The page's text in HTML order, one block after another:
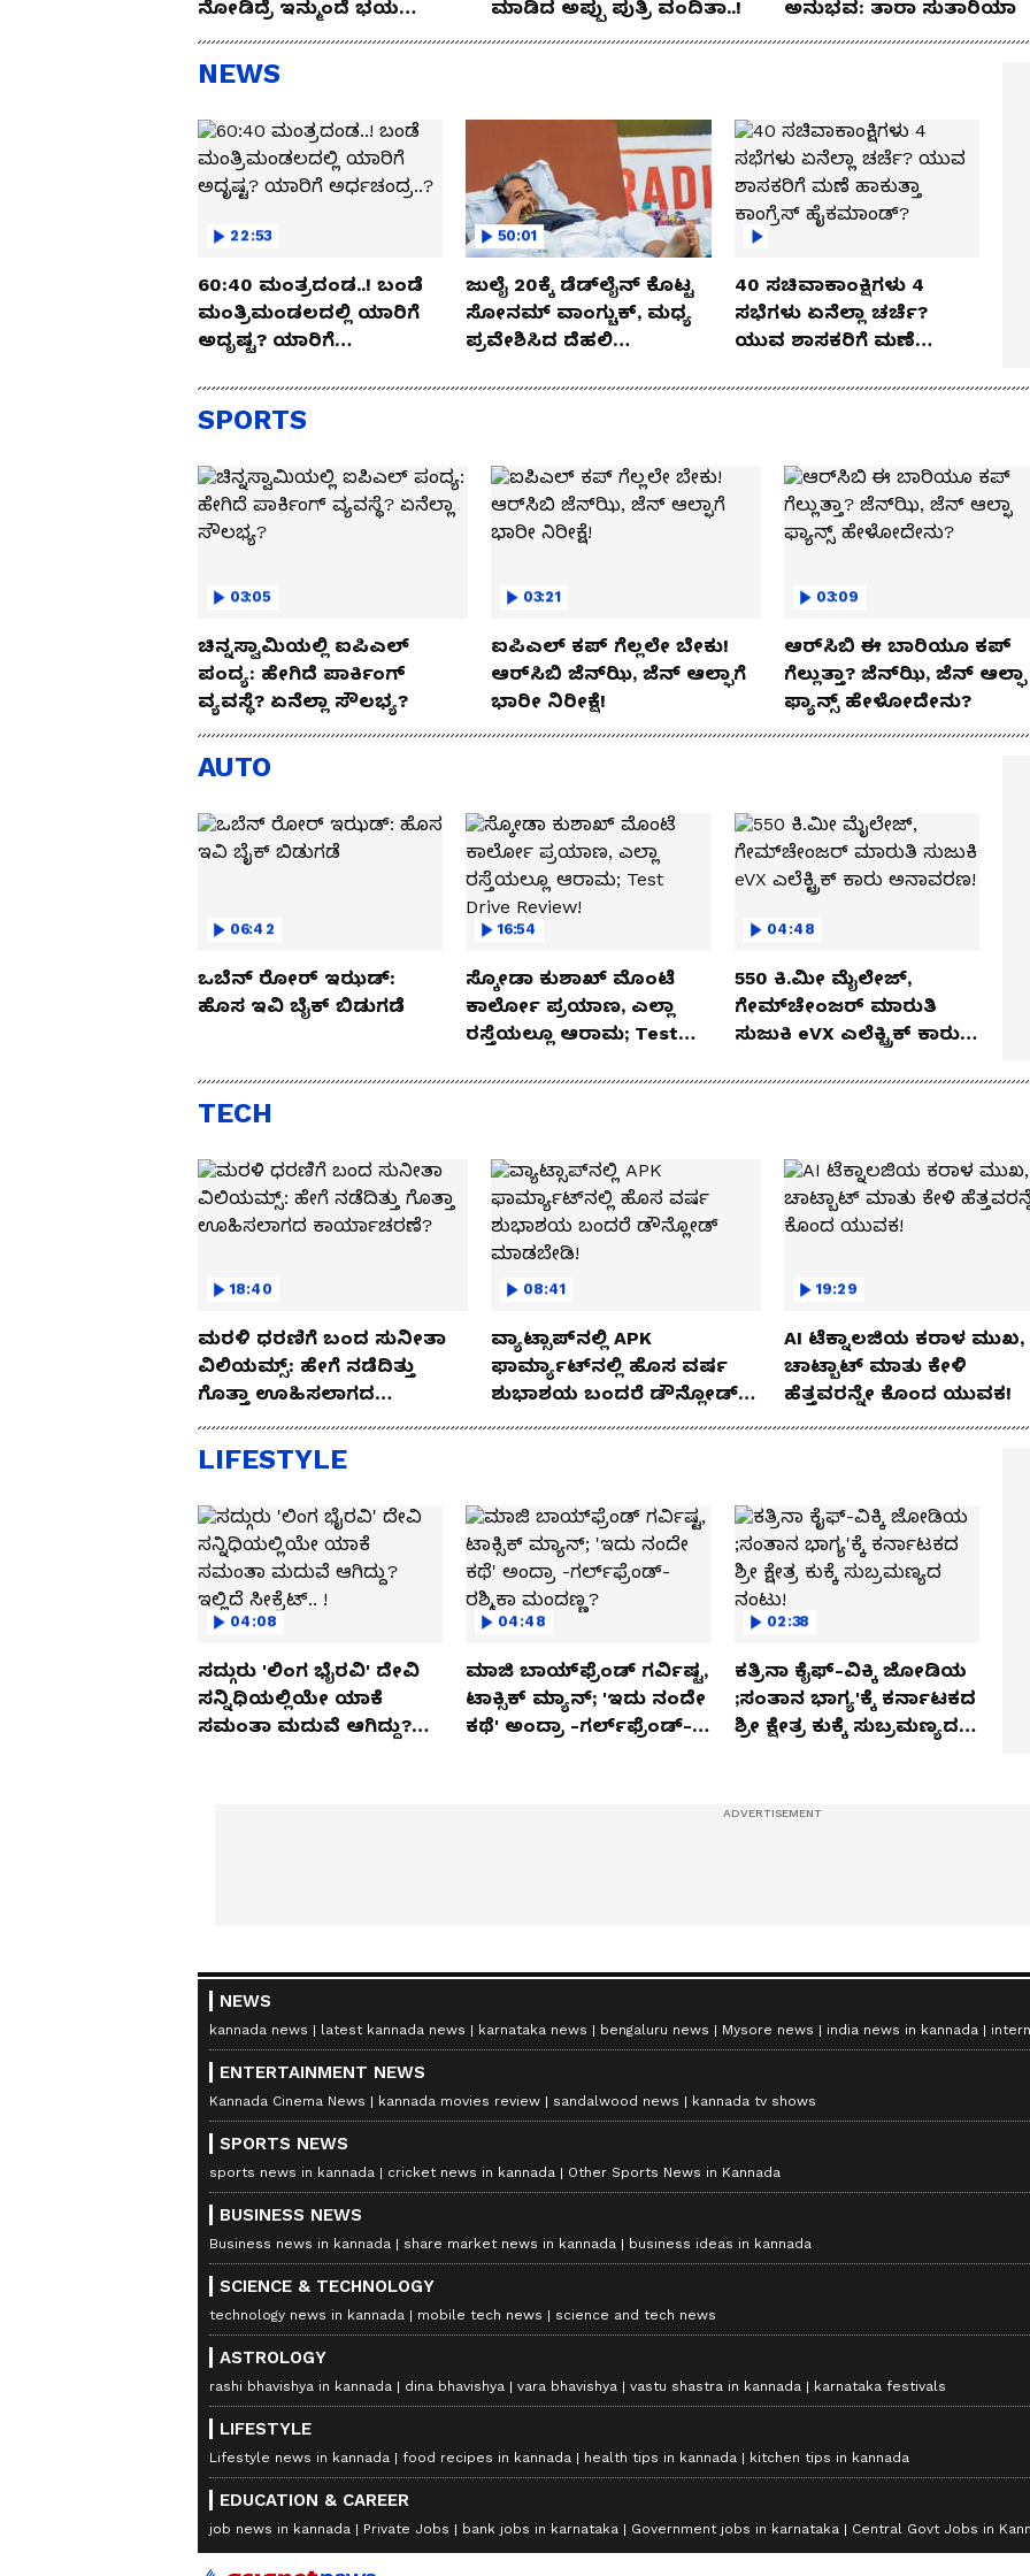
ನೋಡಿದ್ರೆ ಇನ್ಮುಂದೆ ಭಯ
ಪಡ್ತೀರಾ ನೀವು!
ಮಾಡಿದ ಅಪ್ಪು ಪುತ್ರಿ ವಂದಿತಾ..!
ಅನುಭವ: ತಾರಾ ಸುತಾರಿಯಾ
NEWS
22:53
60:40 ಮಂತ್ರದಂಡ..! ಬಂಡೆ
ಮಂತ್ರಿಮಂಡಲದಲ್ಲಿ ಯಾರಿಗೆ
ಅದೃಷ್ಟ? ಯಾರಿಗೆ
50:01
ಜುಲೈ 20ಕ್ಕೆ ಡೆಡ್‌ಲೈನ್ ಕೊಟ್ಟ
ಸೋನಮ್ ವಾಂಗ್ಚುಕ್, ಮಧ್ಯ
ಪ್ರವೇಶಿಸಿದ ದೆಹಲಿ
40 ಸಚಿವಾಕಾಂಕ್ಷಿಗಳು 4
ಸಭೆಗಳು ಏನೆಲ್ಲಾ ಚರ್ಚೆ?
ಯುವ ಶಾಸಕರಿಗೆ ಮಣೆ
ಹೈಕಮಾಂಡ್?
SPORTS
03:05
ಚಿನ್ನಸ್ವಾಮಿಯಲ್ಲಿ ಐಪಿಎಲ್‌
ಪಂದ್ಯ: ಹೇಗಿದೆ ಪಾರ್ಕಿಂಗ್
ವ್ಯವಸ್ಥೆ? ಏನೆಲ್ಲಾ ಸೌಲಭ್ಯ?
03:21
ಐಪಿಎಲ್ ಕಪ್‌ ಗೆಲ್ಲಲೇ ಬೇಕು!
ಆರ್‌ಸಿಬಿ ಜೆನ್‌ಝಿ, ಜೆನ್‌ ಆಲ್ಫಾಗೆ
ಭಾರೀ ನಿರೀಕ್ಷೆ!
03:09
ಆರ್‌ಸಿಬಿ ಈ ಬಾರಿಯೂ ಕಪ್‌
ಗೆಲ್ಲುತ್ತಾ? ಜೆನ್‌ಝಿ, ಜೆನ್‌ ಆಲ್ಫಾ
ಫ್ಯಾನ್ಸ್ ಹೇಳೋದೇನು?
AUTO
06:42
ಒಬೆನ್ ರೋರ್ ಇಝಡ್:
ಹೊಸ ಇವಿ ಬೈಕ್ ಬಿಡುಗಡೆ
16:54
ಸ್ಕೋಡಾ ಕುಶಾಖ್ ಮೊಂಟೆ
ಕಾರ್ಲೋ ಪ್ರಯಾಣ, ಎಲ್ಲಾ
ರಸ್ತೆಯಲ್ಲೂ ಆರಾಮ; Test
04:48
550 ಕಿ.ಮೀ ಮೈಲೇಜ್,
ಗೇಮ್‌ಚೇಂಜರ್ ಮಾರುತಿ
ಸುಜುಕಿ eVX ಎಲೆಕ್ಟ್ರಿಕ್ ಕಾರು
TECH
18:40
ಮರಳಿ ಧರಣಿಗೆ ಬಂದ ಸುನೀತಾ
ವಿಲಿಯಮ್ಸ್: ಹೇಗೆ ನಡೆದಿತ್ತು
ಗೊತ್ತಾ ಊಹಿಸಲಾಗದ
ಕಾರ್ಯಾಚರಣೆ?
08:41
ವ್ಯಾಟ್ಸಾಪ್‌ನಲ್ಲಿ APK
ಫಾರ್ಮ್ಯಾಟ್‌ನಲ್ಲಿ ಹೊಸ ವರ್ಷ
ಶುಭಾಶಯ ಬಂದರೆ ಡೌನ್ಲೋಡ್
ಮಾಡಬೇಡಿ!
19:29
AI ಟೆಕ್ನಾಲಜಿಯ ಕರಾಳ ಮುಖ,
ಚಾಟ್ಬಾಟ್ ಮಾತು ಕೇಳಿ
ಹೆತ್ತವರನ್ನೇ ಕೊಂದ ಯುವಕ!
LIFESTYLE
04:08
ಸದ್ಗುರು 'ಲಿಂಗ ಭೈರವಿ' ದೇವಿ
ಸನ್ನಿಧಿಯಲ್ಲಿಯೇ ಯಾಕೆ
ಸಮಂತಾ ಮದುವೆ ಆಗಿದ್ದು?
04:48
ಮಾಜಿ ಬಾಯ್‌ಫ್ರೆಂಡ್ ಗರ್ವಿಷ್ಟ,
ಟಾಕ್ಸಿಕ್ ಮ್ಯಾನ್; 'ಇದು ನಂದೇ
ಕಥೆ' ಅಂದ್ರಾ -ಗರ್ಲ್‌ಫ್ರೆಂಡ್-
02:38
ಕತ್ರಿನಾ ಕೈಫ್-ವಿಕ್ಕಿ ಜೋಡಿಯ
;ಸಂತಾನ ಭಾಗ್ಯ'ಕ್ಕೆ ಕರ್ನಾಟಕದ
ಶ್ರೀ ಕ್ಷೇತ್ರ ಕುಕ್ಕೆ ಸುಬ್ರಮಣ್ಯದ
NEWS
kannada news latest kannada news karnataka news bengaluru news Mysore news india news in kannada
ENTERTAINMENT NEWS
Kannada Cinema News kannada movies review sandalwood news kannada tv shows
SPORTS NEWS
sports news in kannada cricket news in kannada Other Sports News in Kannada
BUSINESS NEWS
Business news in kannada share market news in kannada business ideas in kannada
SCIENCE & TECHNOLOGY
technology news in kannada mobile tech news science and tech news
ASTROLOGY
rashi bhavishya in kannada dina bhavishya vara bhavishya vastu shastra in kannada karnataka festivals
LIFESTYLE
Lifestyle news in kannada food recipes in kannada health tips in kannada kitchen tips in kannada
EDUCATION & CAREER
job news in kannada Private Jobs bank jobs in karnataka Government jobs in karnataka Central Govt Jobs in